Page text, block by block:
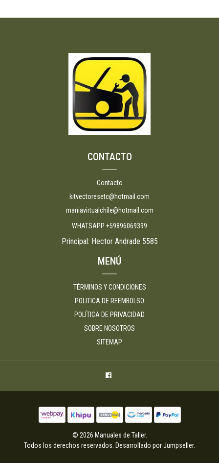
CONTACTO
Contacto
kitvectoresetc@hotmail.com
maniavirtualchile@hotmail.com
WHATSAPP +59896069399
Principal: Hector Andrade 5585
MENÚ
TÉRMINOS Y CONDICIONES
POLITICA DE REEMBOLSO
POLÍTICA DE PRIVACIDAD
SOBRE NOSOTROS
SITEMAP
© 2026 Manuales de Taller.
Todos los derechos reservados. Desarrollado por Jumpseller.